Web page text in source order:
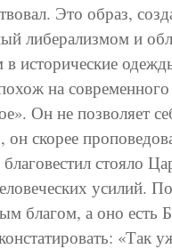
Это образ,
либерализмом и
исторические
на современного
Он не позволяет
скорее
стояло
усилий.
благом, а оно есть
«Так